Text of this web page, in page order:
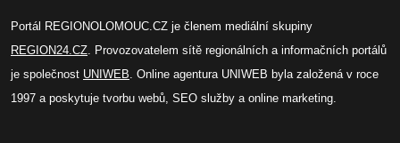
Portál REGIONOLOMOUC.CZ je členem mediální skupiny
REGION24.CZ. Provozovatelem sítě regionálních a informačních portálů
je společnost UNIWEB. Online agentura UNIWEB byla založená v roce
1997 a poskytuje tvorbu webů, SEO služby a online marketing.